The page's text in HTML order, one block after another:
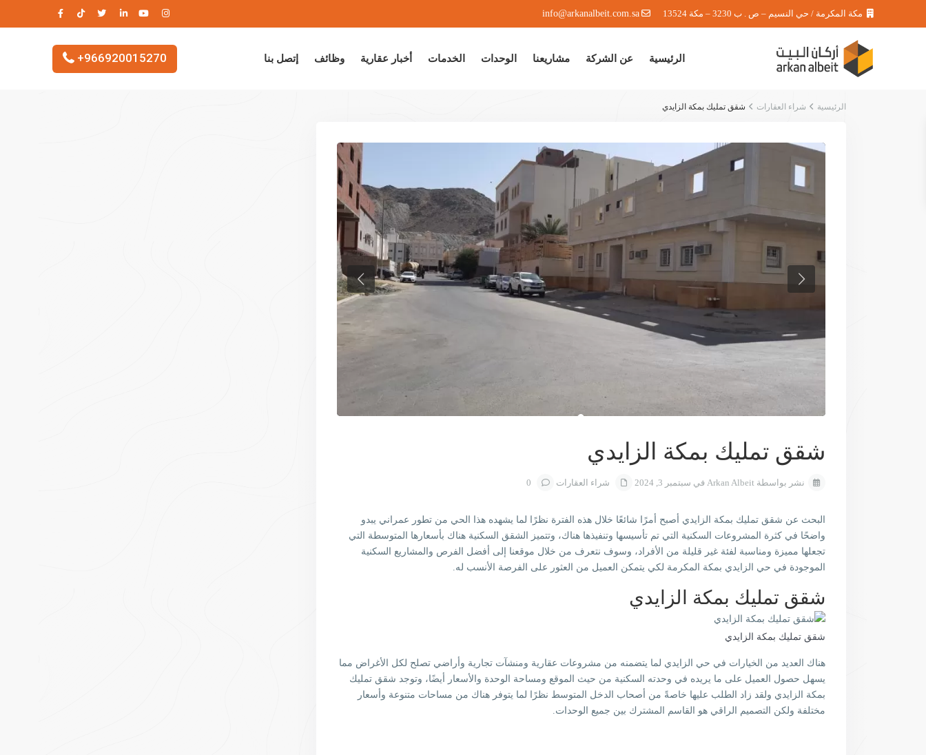
info@arkanalbeit.com.sa مكة المكرمة / حي النسيم – ص . ب 3230 – مكة 13524
الرئيسية عن الشركة مشاريعنا الوحدات الخدمات أخبار عقارية وظائف إتصل بنا +966920015270
الرئيسية شراء العقارات شقق تمليك بمكة الزايدي
شقق تمليك بمكة الزايدي
نشر بواسطة Arkan Albeit في سبتمبر 3, 2024 شراء العقارات
البحث عن شقق تمليك بمكة الزايدي أصبح أمرًا شائعًا خلال هذه الفترة نظرًا لما يشهده هذا الحي من تطور عمراني يبدو
واضحًا في كثرة المشروعات السكنية التي تم تأسيسها وتنفيذها هناك، وتتميز الشقق السكنية هناك بأسعارها المتوسطة التي
تجعلها مميزة ومناسبة لفئة غير قليلة من الأفراد، وسوف نتعرف من خلال موقعنا إلى أفضل الفرص والمشاريع السكنية
الموجودة في حي الزايدي بمكة المكرمة لكي يتمكن العميل من العثور على الفرصة الأنسب له.
شقق تمليك بمكة الزايدي
شقق تمليك بمكة الزايدي
هناك العديد من الخيارات في حي الزايدي لما يتضمنه من مشروعات عقارية ومنشآت تجارية وأراضي تصلح لكل الأغراض مما
يسهل حصول العميل على ما يريده في وحدته السكنية من حيث الموقع ومساحة الوحدة والأسعار أيضًا، وتوجد شقق تمليك
بمكة الزايدي ولقد زاد الطلب عليها خاصةً من أصحاب الدخل المتوسط نظرًا لما يتوفر هناك من مساحات متنوعة وأسعار
مختلفة ولكن التصميم الراقي هو القاسم المشترك بين جميع الوحدات.